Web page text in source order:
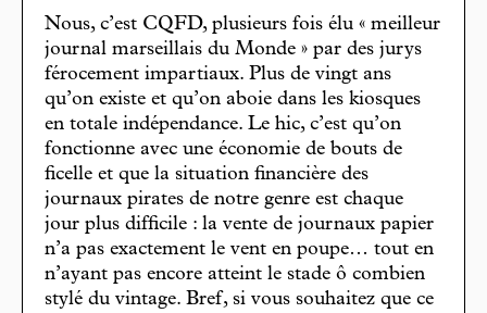
Nous, c’est CQFD, plusieurs fois élu « meilleur
journal marseillais du Monde » par des jurys
férocement impartiaux. Plus de vingt ans
qu’on existe et qu’on aboie dans les kiosques
en totale indépendance. Le hic, c’est qu’on
fonctionne avec une économie de bouts de
ficelle et que la situation financière des
journaux pirates de notre genre est chaque
jour plus difficile : la vente de journaux papier
n’a pas exactement le vent en poupe… tout en
n’ayant pas encore atteint le stade ô combien
stylé du vintage. Bref, si vous souhaitez que ce